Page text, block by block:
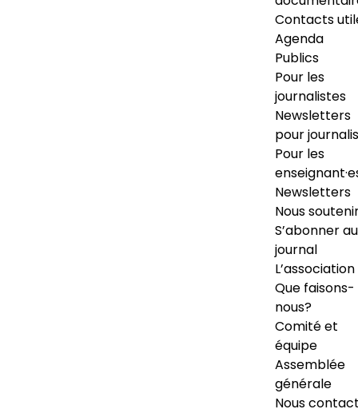
Contacts
Agenda
Publics
Pour les
journalistes
Newsletters
pour
Pour les
Newsletters
Nous
S’abonner au
journal
L’association
Que faisons-
nous?
Comité et
équipe
Assemblée
générale
Nous